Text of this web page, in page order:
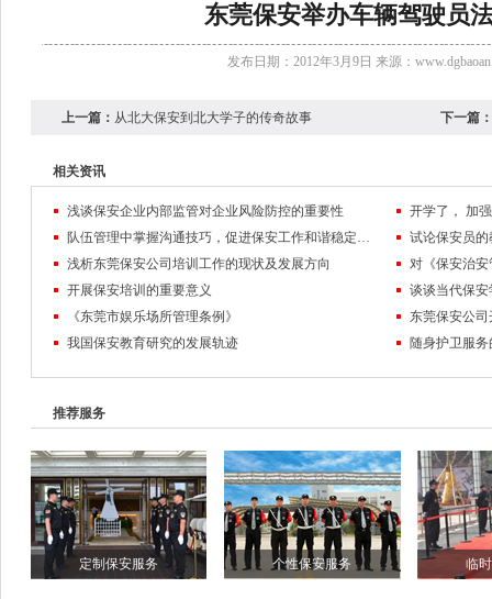
东莞保安举办车辆驾驶员
发布日期：2012年3月9日 来源：
上一篇： 从北大保安到北大学子的传奇故事 下一篇：
相关资讯
浅谈保安企业内部监管对企业风险防控的重要性
队伍管理中掌握沟通技巧，促进保安工作和谐稳定发展
试论保安员
浅析东莞保安公司培训工作的现状及发展方向
对《保安治
开展保安培训的重要意义
谈谈当代保
《东莞市娱乐场所管理条例》
东莞保安公
我国保安教育研究的发展轨迹
随身护卫服
推荐服务
定制保安服务 个性保安服务 临